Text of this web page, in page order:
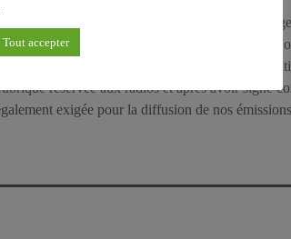
site sont strictement réservées pour un
de les diffuser en public ou sur des radios FM
ces émissions sur leur antenne doivent
réservée aux radios et après avoir signé
exigée pour la diffusion de nos
Tout accepter